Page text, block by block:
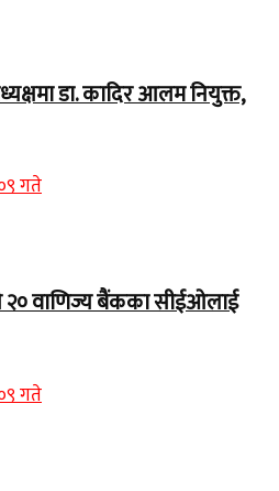
डा. कादिर आलम नियुक्त,
गते
२० वाणिज्य बैंकका सीईओलाई
गते